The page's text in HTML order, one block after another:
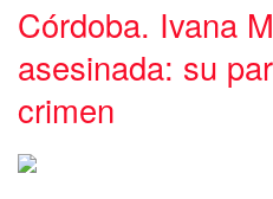
Córdoba. Ivana
asesinada: su
crimen